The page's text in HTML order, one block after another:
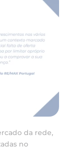
da rede,
no